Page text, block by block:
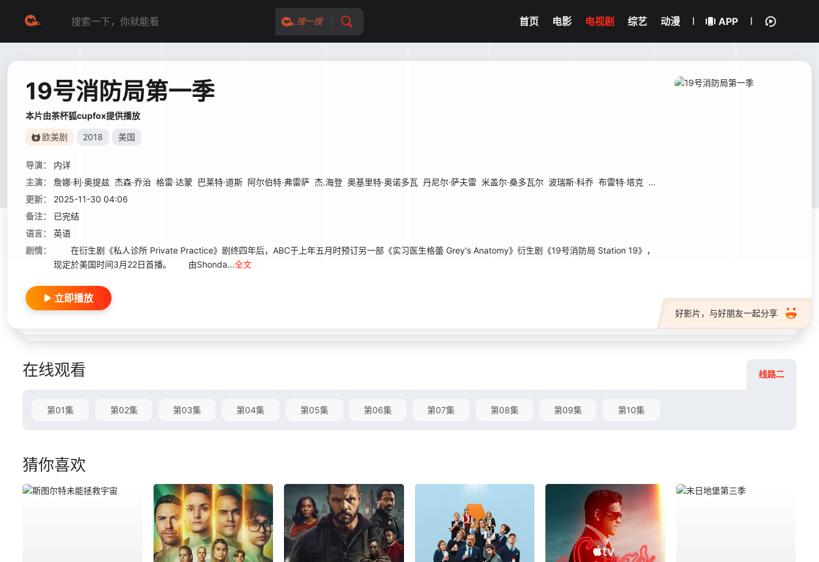
搜一搜 首页 电影 电视剧 综艺 动漫 APP
19号消防局第一季
本片由茶杯狐cupfox提供播放
欧美剧 2018 美国
导演：
内详
主演：
詹娜·利·奥提兹 杰森·乔治 格雷·达蒙 巴莱特·道斯 阿尔伯特·弗雷萨 杰.海登 奥基里特·奥诺多瓦 丹尼尔·萨夫雷 米盖尔·桑多瓦尔 波瑞斯·科乔 布雷特·塔克 斯特灵·苏利曼
更新：
2025-11-30 04:06
备注：
已完结
语言：
英语
剧情：
在衍生剧《私人诊所 Private Practice》剧终四年后，ABC于上年五月时预订另一部《实习医生格蕾 Grey's Anatomy》衍生剧《19号消防局 Station 19》，
现定於美国时间3月22日首播。 由Shonda...全文
好影片，与好朋友一起分享
立即播放
在线观看 线路二
第01集 第02集 第03集 第04集 第05集 第06集 第07集 第08集 第09集 第10集
猜你喜欢